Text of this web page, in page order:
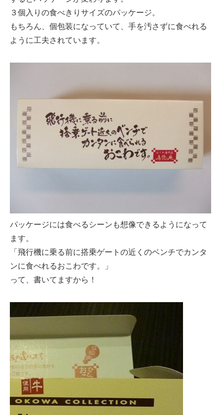
３個入りの食べきりサイズのパッケージ。
もちろん、個包装になっていて、手を汚さずに食べれる
ように工夫されています。
パッケージには食べるシーンも想像できるようになって
ます。
「飛行機に乗る前に搭乗ゲートの近くのベンチでカンタ
ンに食べれるおこわです。」
って、書いてますから！